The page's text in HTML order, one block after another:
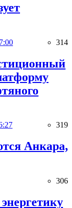
314
319
Анкара,
306